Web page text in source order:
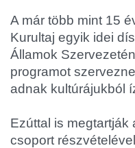
A már több mint 15
Kurultaj egyik idei
Államok
programot
adnak kultúrájukból
Ezúttal is
csoport